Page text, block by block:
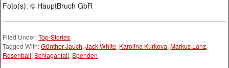
Foto(s): © HauptBruch GbR
Filed Under:Top-Stories
Tagged With:Günther Jauch,Jack White, Karolina Kurkova, Markus Lanz,
Rosenball,Schlaganfall,Spenden